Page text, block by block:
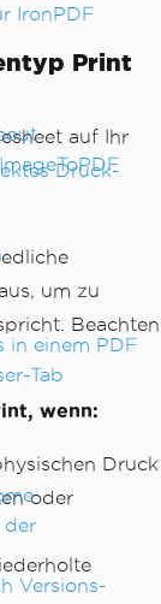
IronPDF
in einem PDF
Tab
der
Versions-
Print
auf Ihr
Druck-
um zu
Beachten
wenn:
Druck
oder